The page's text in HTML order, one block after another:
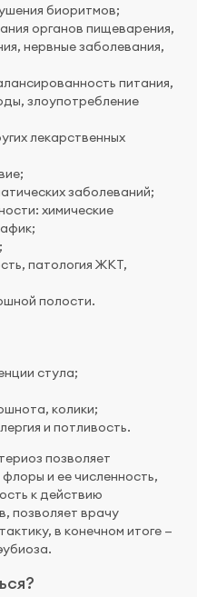
биоритмов;
органов пищеварения,
нервные заболевания,
питания,
злоупотребление
лекарственных
заболеваний;
химические
патология ЖКТ,
полости.
стула;
колики;
и потливость.
позволяет
и ее численность,
к действию
позволяет врачу
в конечном итоге —